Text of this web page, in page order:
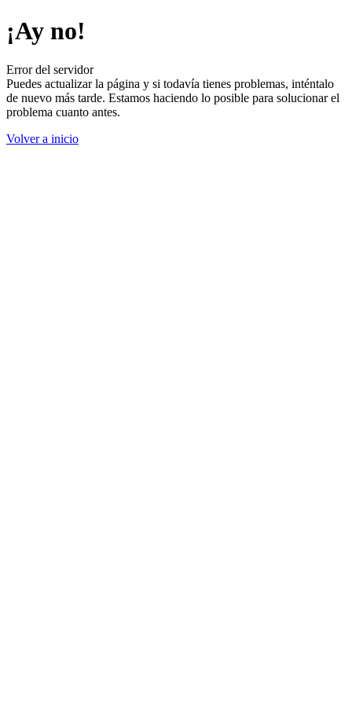
¡Ay no!
Error del servidor
Puedes actualizar la página y si todavía tienes problemas, inténtalo
de nuevo más tarde. Estamos haciendo lo posible para solucionar el
problema cuanto antes.
Volver a inicio